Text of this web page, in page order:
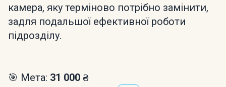
камера, яку терміново потрібно замінити,
задля подальшої ефективної роботи
підрозділу.
🎯 Мета: 31 000 ₴